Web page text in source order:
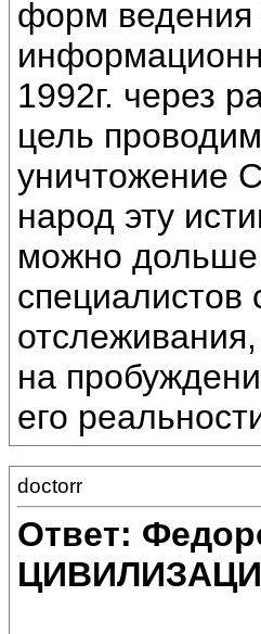
форм ведения
1992г. через
цель
уничтожение
народ эту
можно дольше
специалистов
на
его
doctorr
Ответ: